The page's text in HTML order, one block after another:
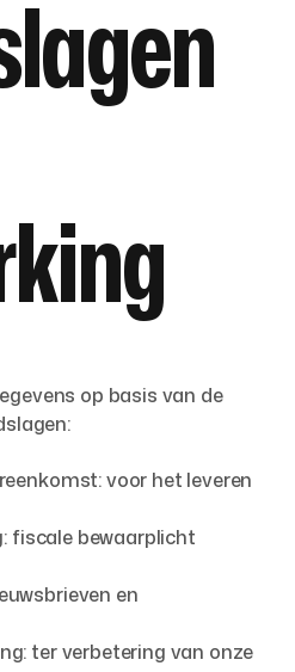
op basis van de
voor het leveren
fiscale bewaarplicht
en
ter verbetering van onze